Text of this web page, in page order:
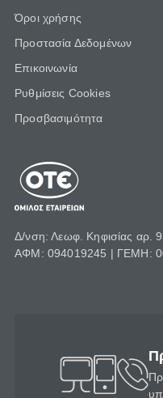
Όροι χρήσης
Προστασία Δεδομένων
Επικοινωνία
Ρυθμίσεις Cookies
Προσβασιμότητα
Δ/νση: Λεωφ. Κηφισίας αρ.
ΑΦΜ: 094019245 | ΓΕΜΗ: